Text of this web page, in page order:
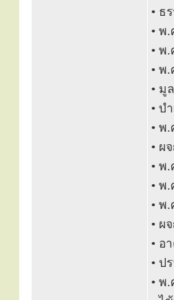
• ธ
• พ
• พ
• พ
• มู
• บ
• พ
• ผ
• พ
• พ
• พ
• ผ
• อ
• ป
• พ